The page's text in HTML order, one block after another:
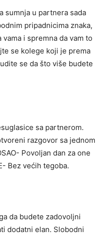
sumnja u partnera sada
pripadnicima znaka,
i spremna da vam to
se kolege koji je prema
se da što više budete
sa partnerom.
razgovor sa jednom
Povoljan dan za one
Bez većih tegoba.
da budete zadovoljni
dodatni elan. Slobodni